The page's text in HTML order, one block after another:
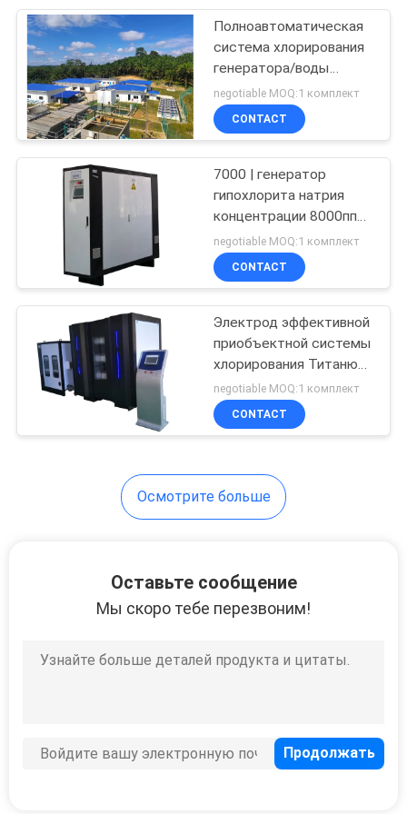
Оборудование
обработки
сточных водов
17
Полноавтоматическая
система хлорирования
генератора/воды
гипохлорита натрия
электролиза рассола
negotiable MOQ:1 комплект
CONTACT
7000 | генератор
гипохлорита натрия
концентрации 8000ппм
для Титанюм группы
анода
negotiable MOQ:1 комплект
CONTACT
Электрод эффективной
приобъектной системы
хлорирования Титанюм
машины электролиза
воды
negotiable MOQ:1 комплект
CONTACT
Осмотрите больше
Оставьте сообщение
Мы скоро тебе перезвоним!